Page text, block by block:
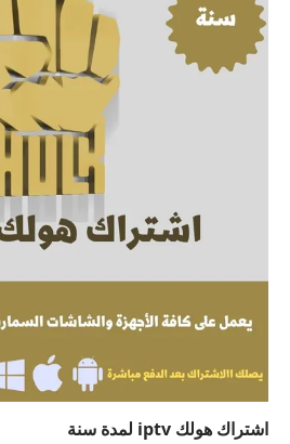
اشتراك هولك iptv لمدة سنة